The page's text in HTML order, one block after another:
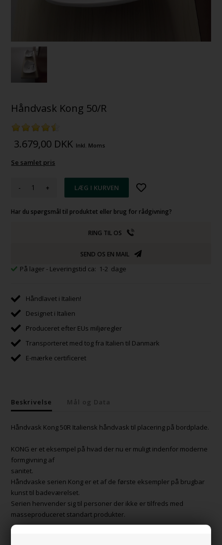
Håndvask Kong 50/R
3.679,00 DKK Inkl. Moms
Se samlet pris
- +
Har du spørgsmål til produktet eller brug for rådgivning?
RING TIL OS
SEND OS EN MAIL
På lager - Leveringstid ca: 1-2 dage
Håndlavet i Italien!
Designet i Italien
Produceret efter EUs miljøregler
Transporteret med tog fra Italien til Danmark
E-mærke certificeret
Beskrivelse Mål og Data
Håndvask Kong 50R Italiensk håndvask til placering på bordplade.
KONG er et eksempel på hvad der nu er muligt indenfor moderne
formgivning af
sanitet.
Håndvaske serien Kong er et af de første eksempler på brugbar
kunst til badeværelset.
Serien henvender sig til personer der ikke er tilfreds med
masseproduceret standart produkter.